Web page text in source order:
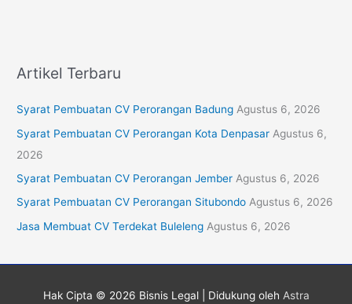
Artikel Terbaru
Syarat Pembuatan CV Perorangan Badung Agustus 6, 2026
Syarat Pembuatan CV Perorangan Kota Denpasar Agustus 6,
2026
Syarat Pembuatan CV Perorangan Jember Agustus 6, 2026
Syarat Pembuatan CV Perorangan Situbondo Agustus 6, 2026
Jasa Membuat CV Terdekat Buleleng Agustus 6, 2026
Hak Cipta © 2026 Bisnis Legal| Didukung oleh Astra